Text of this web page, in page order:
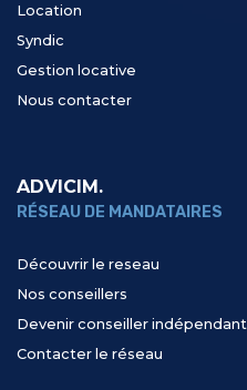
Location
Syndic
Gestion locative
Nous contacter
ADVICIM.
RÉSEAU DE MANDATAIRES
Découvrir le reseau
Nos conseillers
Devenir conseiller indépendant
Contacter le réseau